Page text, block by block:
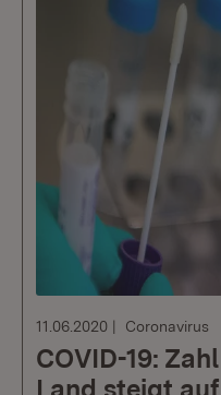
11.06.2020 Coronavirus
COVID-19: